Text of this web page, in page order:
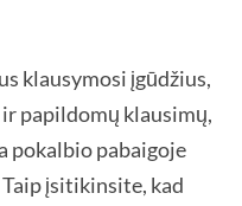
klausymosi įgūdžius,
papildomų klausimų,
pokalbio pabaigoje
įsitikinsite, kad